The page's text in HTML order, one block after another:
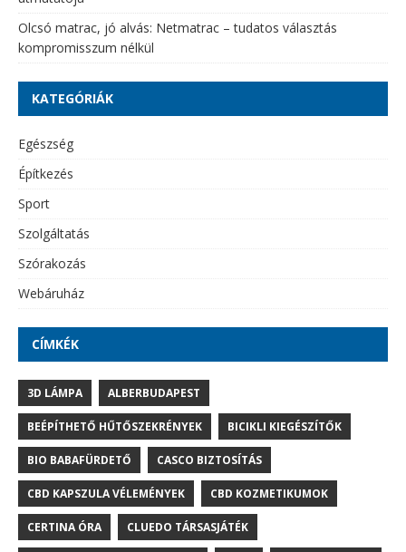
Olcsó matrac, jó alvás: Netmatrac – tudatos választás
kompromisszum nélkül
KATEGÓRIÁK
Egészség
Építkezés
Sport
Szolgáltatás
Szórakozás
Webáruház
CÍMKÉK
3D LÁMPA ALBERBUDAPEST
BEÉPÍTHETŐ HŰTŐSZEKRÉNYEK BICIKLI KIEGÉSZÍTŐK
BIO BABAFÜRDETŐ CASCO BIZTOSÍTÁS
CBD KAPSZULA VÉLEMÉNYEK CBD KOZMETIKUMOK
CERTINA ÓRA CLUEDO TÁRSASJÁTÉK